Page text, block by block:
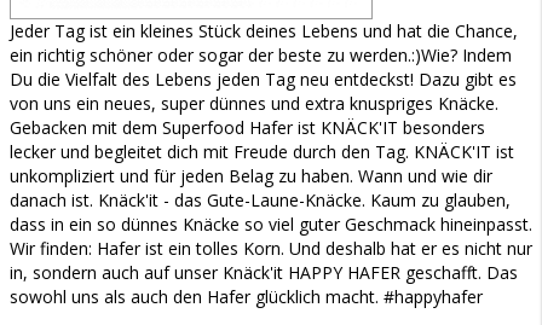
Jeder Tag ist ein kleines Stück deines Lebens und hat die Chance,
ein richtig schöner oder sogar der beste zu werden.:)Wie? Indem
Du die Vielfalt des Lebens jeden Tag neu entdeckst! Dazu gibt es
von uns ein neues, super dünnes und extra knuspriges Knäcke.
Gebacken mit dem Superfood Hafer ist KNÄCK'IT besonders
lecker und begleitet dich mit Freude durch den Tag. KNÄCK'IT ist
unkompliziert und für jeden Belag zu haben. Wann und wie dir
danach ist. Knäck'it - das Gute-Laune-Knäcke. Kaum zu glauben,
dass in ein so dünnes Knäcke so viel guter Geschmack hineinpasst.
Wir finden: Hafer ist ein tolles Korn. Und deshalb hat er es nicht nur
in, sondern auch auf unser Knäck'it HAPPY HAFER geschafft. Das
sowohl uns als auch den Hafer glücklich macht. #happyhafer